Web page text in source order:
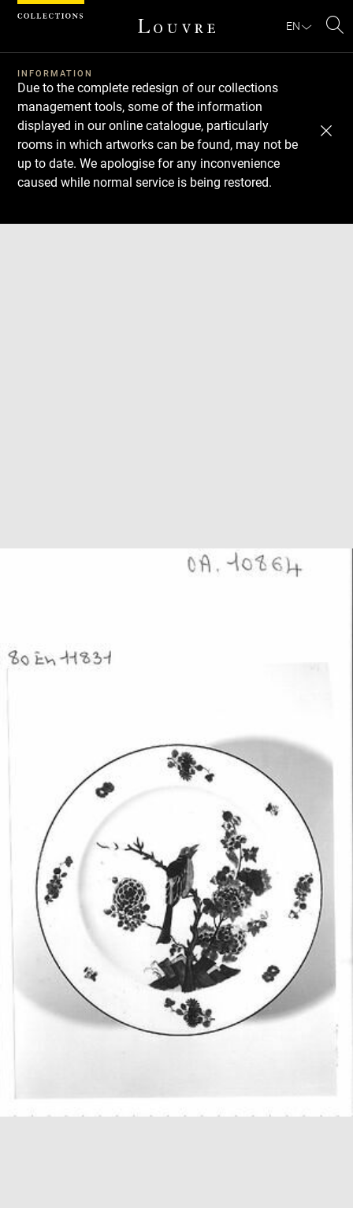
EN
INFORMATION
Due to the complete redesign of our collections
management tools, some of the information
displayed in our online catalogue, particularly
rooms in which artworks can be found, may not be
up to date. We apologise for any inconvenience
caused while normal service is being restored.
Download
Next
Previous
Cookies management panel